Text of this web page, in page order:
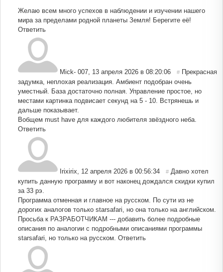
Желаю всем много успехов в наблюдении и изучении нашего
мира за пределами родной планеты Земля! Берегите её!
Ответить
Mick- 007, 13 апреля 2026 в 08:20:06 # Прекрасная
задумка, неплохая реализация. Амбиент подобран очень
уместный. База достаточно полная. Управление простое, но
местами картинка подвисает секунд на 5 - 10. Встрянешь и
дальше показывает.
Вобщем must have для каждого любителя звёздного неба.
Ответить
Irixirix, 12 апреля 2026 в 00:56:34 # Давно хотел
купить данную программу и вот наконец дождался скидки купил
за 33 рэ.
Программа отменная и главное на русском. По сути из не
дорогих аналогов только starsafari, но она только на английском.
Просьба к РАЗРАБОТЧИКАМ --- добавить более подробные
описания по аналогии с подробными описаниями программы
starsafari, но только на русском. Ответить